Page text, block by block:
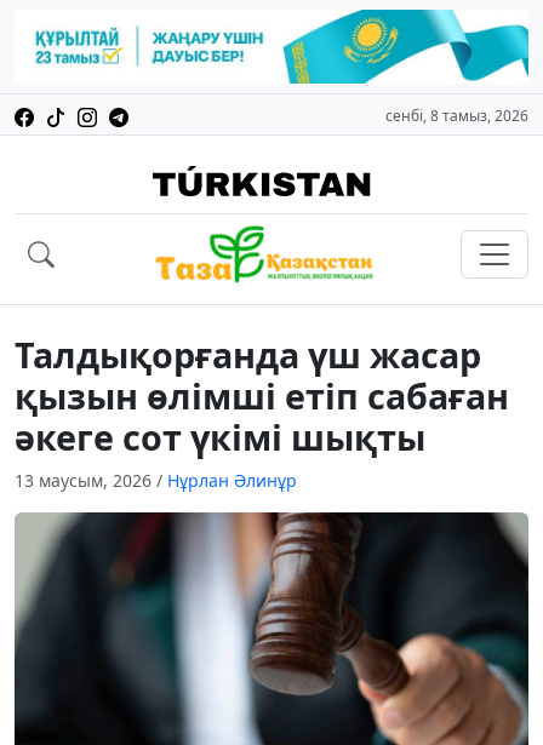
сенбі, 8 тамыз, 2026
Талдықорғанда үш жасар
қызын өлімші етіп сабаған
әкеге сот үкімі шықты
13 маусым, 2026 / Нұрлан Әлинұр